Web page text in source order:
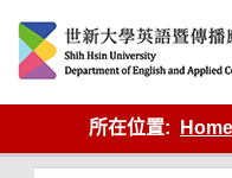
content
英語傳播
所在位置:
Home